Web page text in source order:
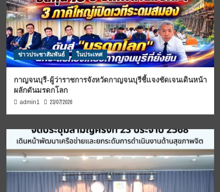
ข่าวประชาสัมพันธ์ ในประเทศ
กาญจนบุรี-ผู้ว่าราชการจังหวัดกาญจนบุรีชี้แจงชัดเจนเดินหน้า
ผลักดันมรดกโลก
admin1 23/07/2026